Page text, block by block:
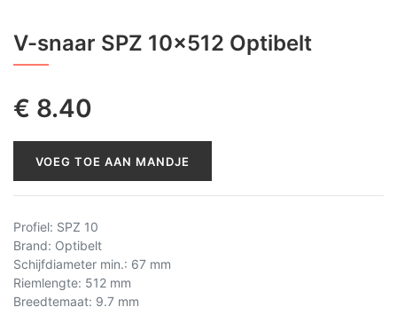
V-snaar SPZ 10x512 Optibelt
€ 8.40
VOEG TOE AAN MANDJE
Profiel: SPZ 10
Brand: Optibelt
Schijfdiameter min.: 67 mm
Riemlengte: 512 mm
Breedtemaat: 9.7 mm